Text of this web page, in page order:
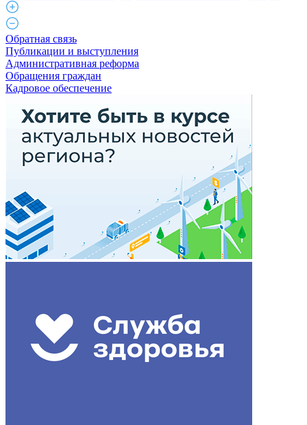
Обратная связь
Публикации и выступления
Административная реформа
Обращения граждан
Кадровое обеспечение